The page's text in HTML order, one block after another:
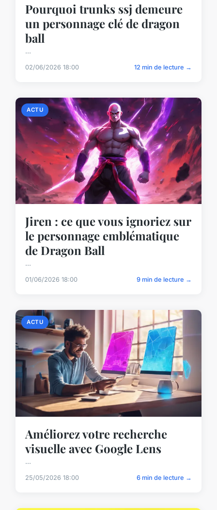
Pourquoi trunks ssj demeure
un personnage clé de dragon
ball
...
02/06/2026 18:00 12 min de lecture →
ACTU
Jiren : ce que vous ignoriez sur
le personnage emblématique
de Dragon Ball
...
01/06/2026 18:00 9 min de lecture →
ACTU
Améliorez votre recherche
visuelle avec Google Lens
...
25/05/2026 18:00 6 min de lecture →